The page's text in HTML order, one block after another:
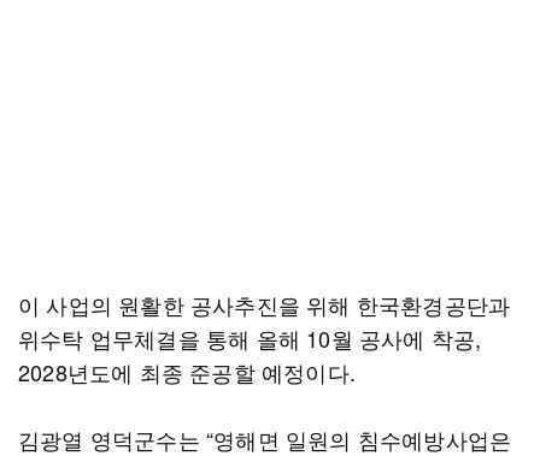
이 사업의 원활한 공사추진을 위해 한국환경공단과
위수탁 업무체결을 통해 올해 10월 공사에 착공,
2028년도에 최종 준공할 예정이다.
김광열 영덕군수는 “영해면 일원의 침수예방사업은